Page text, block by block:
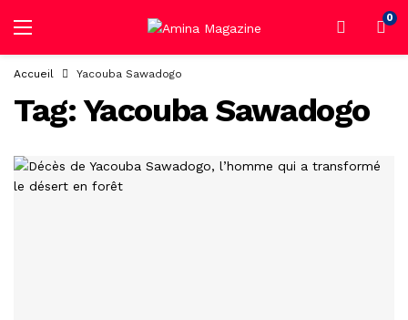
0
Accueil Yacouba Sawadogo
Tag:Yacouba Sawadogo